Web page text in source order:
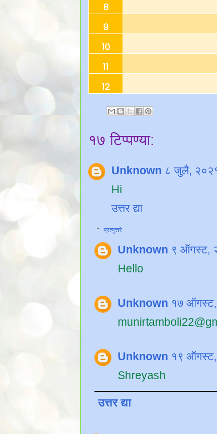
८
९
१०
११
१२
१७ टिप्पण्या:
Unknown ८ जुलै,
Hi
उत्तर द्या
प्रत्युत्तरे
Unknown ९ ऑगस्ट,
Hello
Unknown १७ ऑगस्ट,
Unknown १९ ऑगस्ट,
Shreyash
उत्तर द्या